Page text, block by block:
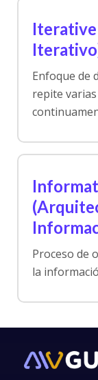
Iterative
Enfoque de
repite
Proceso de
la